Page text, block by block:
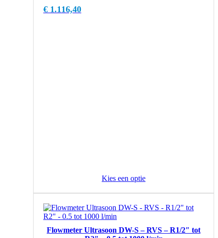
€ 1.116,40
Kies een optie
Flowmeter Ultrasoon DW-S – RVS – R1/2″ tot